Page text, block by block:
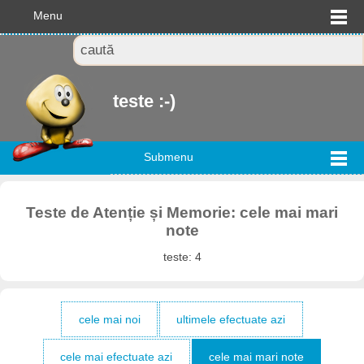
Menu
teste :-)
Submenu
Teste de Atenție și Memorie: cele mai mari
note
teste: 4
cele mai noi ultimele efectuate azi
cele mai efectuate azi cele mai mari note